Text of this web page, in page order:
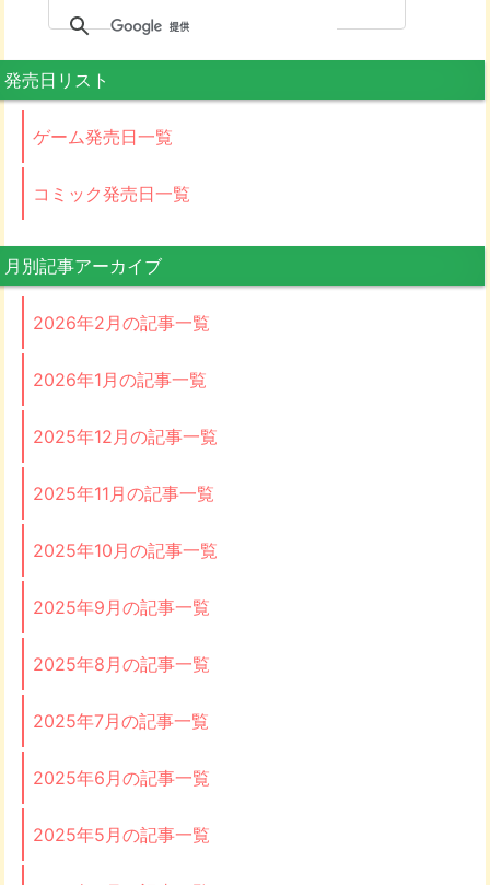
発売日リスト
ゲーム発売日一覧
コミック発売日一覧
月別記事アーカイブ
2026年2月の記事一覧
2026年1月の記事一覧
2025年12月の記事一覧
2025年11月の記事一覧
2025年10月の記事一覧
2025年9月の記事一覧
2025年8月の記事一覧
2025年7月の記事一覧
2025年6月の記事一覧
2025年5月の記事一覧